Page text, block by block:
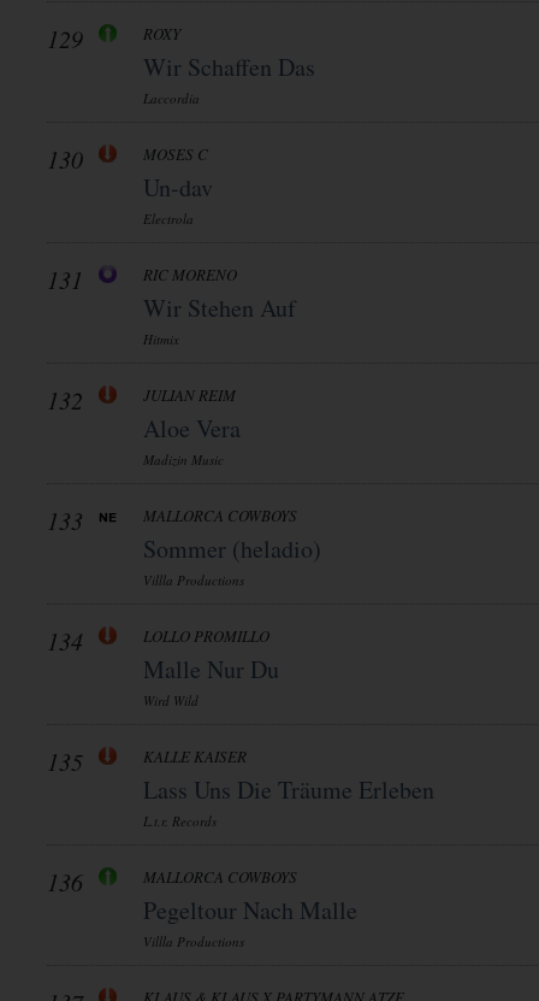
129 ROXY
Wir Schaffen Das
Laccordia
130 MOSES C
Un-dav
Electrola
131 RIC MORENO
Wir Stehen Auf
Hitmix
132 JULIAN REIM
Aloe Vera
Madizin Music
133 MALLORCA COWBOYS
Sommer (heladio)
Villla Productions
134 LOLLO PROMILLO
Malle Nur Du
Wird Wild
135 KALLE KAISER
Lass Uns Die Träume Erleben
L.t.r. Records
136 MALLORCA COWBOYS
Pegeltour Nach Malle
Villla Productions